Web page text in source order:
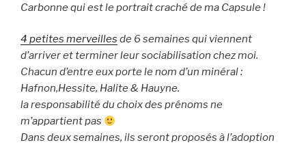
Carbonne qui est le portrait craché de ma Capsule !
4 petites merveilles de 6 semaines qui viennent
d’arriver et terminer leur sociabilisation chez moi.
Chacun d’entre eux porte le nom d’un minéral :
Hafnon,Hessite, Halite & Hauyne.
la responsabilité du choix des prénoms ne
m’appartient pas
Dans deux semaines, ils seront proposés à l’adoption